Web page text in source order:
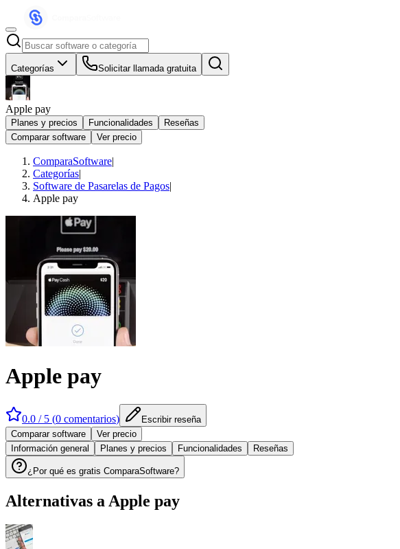
Categorías Solicitar llamada gratuita
Apple pay
Planes y precios Funcionalidades
Reseñas
Comparar software
Ver precio
ComparaSoftware|
Categorías|
Software de Pasarelas de Pagos|
Apple pay
Apple pay
0.0 / 5 (0 comentarios)
Escribir reseña
Comparar software
Ver precio
Información general
Planes y precios Funcionalidades Reseñas
¿Por qué es gratis ComparaSoftware?
Alternativas a Apple pay